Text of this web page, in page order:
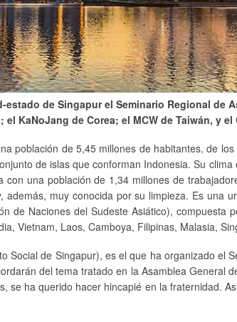
de Singapur el Seminario Regional de
KaNoJang de Corea; el MCW de Taiwán, y el
población de 5,45 millones de habitantes, de
de islas que conforman Indonesia. Su
una población de 1,34 millones de
muy conocida por su limpieza. Es una
de Naciones del Sudeste Asiático),
Vietnam, Laos, Camboya, Filipinas, Malasia,
Social de Singapur), es el que ha organizado el
del tema tratado en la Asamblea General
se ha querido hacer hincapié en la fraternidad.